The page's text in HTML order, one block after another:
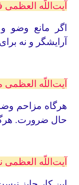
آیت‌اللّه
اگر مانع وضو
آرایشگر و نه
آیت‌اللّه
هرگاه مزاحم
حال ضرورت.
آیت‌اللّه